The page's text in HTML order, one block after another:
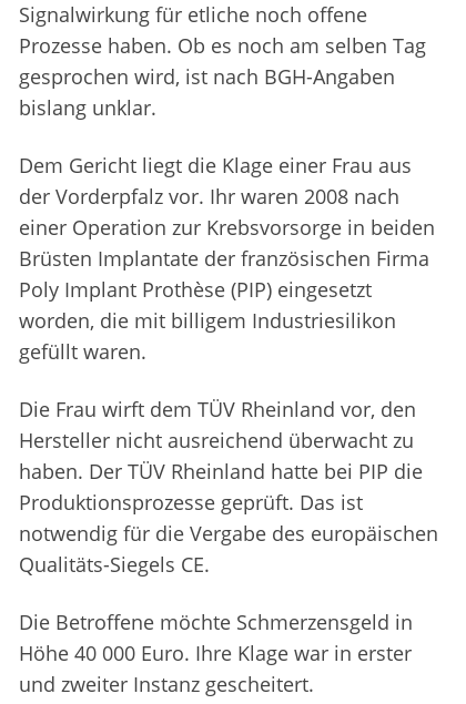
Signalwirkung für etliche noch offene
Prozesse haben. Ob es noch am selben Tag
gesprochen wird, ist nach BGH-Angaben
bislang unklar.
Dem Gericht liegt die Klage einer Frau aus
der Vorderpfalz vor. Ihr waren 2008 nach
einer Operation zur Krebsvorsorge in beiden
Brüsten Implantate der französischen Firma
Poly Implant Prothèse (PIP) eingesetzt
worden, die mit billigem Industriesilikon
gefüllt waren.
Die Frau wirft dem TÜV Rheinland vor, den
Hersteller nicht ausreichend überwacht zu
haben. Der TÜV Rheinland hatte bei PIP die
Produktionsprozesse geprüft. Das ist
notwendig für die Vergabe des europäischen
Qualitäts-Siegels CE.
Die Betroffene möchte Schmerzensgeld in
Höhe 40 000 Euro. Ihre Klage war in erster
und zweiter Instanz gescheitert.